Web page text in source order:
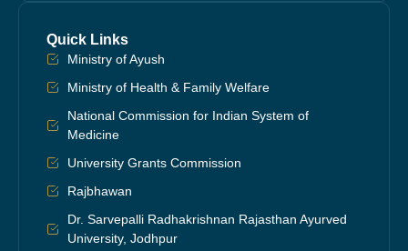
Quick Links
Ministry of Ayush
Ministry of Health & Family Welfare
National Commission for Indian System of
Medicine
University Grants Commission
Rajbhawan
Dr. Sarvepalli Radhakrishnan Rajasthan Ayurved
University, Jodhpur